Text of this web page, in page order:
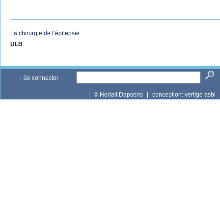
La chirurgie de l’épilepsie
ULB
Se connecter
© Horlait Dapsens conception: vertige asbl